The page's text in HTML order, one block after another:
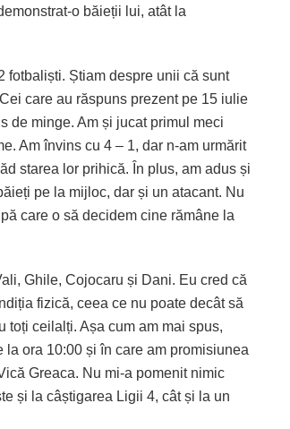
o băieții lui, atât la
fotbaliști. Știam despre unii că sunt
care au răspuns prezent pe 15 iulie
de minge. Am și jucat primul meci
Am învins cu 4 – 1, dar n-am urmărit
starea lor prihică. În plus, am adus și
pe la mijloc, dar și un atacant. Nu
care o să decidem cine rămâne la
Ghile, Cojocaru și Dani. Eu cred că
fizică, ceea ce nu poate decât să
toți ceilalți. Așa cum am mai spus,
ora 10:00 și în care am promisiunea
Greaca. Nu mi-a pomenit nimic
și la câștigarea Ligii 4, cât și la un